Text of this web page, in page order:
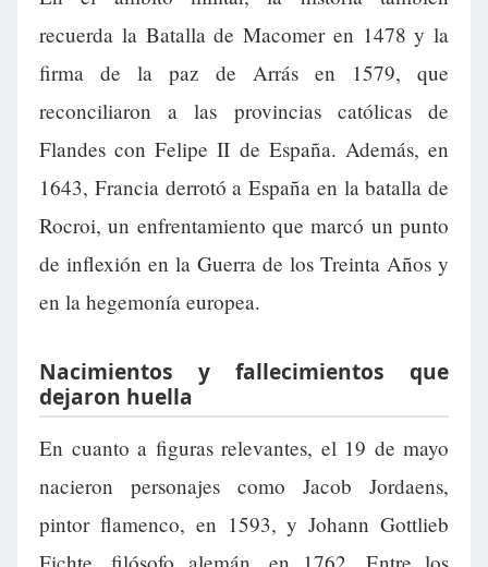
recuerda la Batalla de Macomer en 1478 y la
firma de la paz de Arrás en 1579, que
reconciliaron a las provincias católicas de
Flandes con Felipe II de España. Además, en
1643, Francia derrotó a España en la batalla de
Rocroi, un enfrentamiento que marcó un punto
de inflexión en la Guerra de los Treinta Años y
en la hegemonía europea.
Nacimientos y fallecimientos que
dejaron huella
En cuanto a figuras relevantes, el 19 de mayo
nacieron personajes como Jacob Jordaens,
pintor flamenco, en 1593, y Johann Gottlieb